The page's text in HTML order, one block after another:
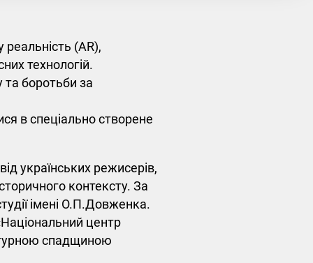
(AR),
технологій.
боротьби за
в спеціально створене
українських режисерів,
контексту. За
імені О.П.Довженка.
центр
спадщиною